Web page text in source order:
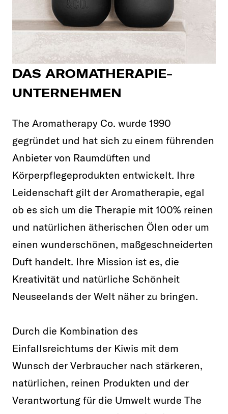
DAS AROMATHERAPIE-
UNTERNEHMEN
The Aromatherapy Co. wurde 1990
gegründet und hat sich zu einem führenden
Anbieter von Raumdüften und
Körperpflegeprodukten entwickelt. Ihre
Leidenschaft gilt der Aromatherapie, egal
ob es sich um die Therapie mit 100% reinen
und natürlichen ätherischen Ölen oder um
einen wunderschönen, maßgeschneiderten
Duft handelt. Ihre Mission ist es, die
Kreativität und natürliche Schönheit
Neuseelands der Welt näher zu bringen.
Durch die Kombination des
Einfallsreichtums der Kiwis mit dem
Wunsch der Verbraucher nach stärkeren,
natürlichen, reinen Produkten und der
Verantwortung für die Umwelt wurde The